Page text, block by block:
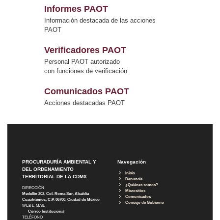
Informes PAOT
Información destacada de las acciones
PAOT
Verificadores PAOT
Personal PAOT autorizado
con funciones de verificación
Comunicados PAOT
Acciones destacadas PAOT
PROCURADURÍA AMBIENTAL Y
DEL ORDENAMIENTO
TERRITORIAL DE LA CDMX
DIRECCIÓN
Medellín 202, Col. Roma Sur, Alcaldía
Cuauhtémoc, C.P. 06700, Ciudad de México
WEB E-MAIL
Correo Institucional
TELÉFONO
Navegación
Inicio
Denuncia
¿Quiénes somos?
Micrositios
Comunicados
Consejo de Gobierno